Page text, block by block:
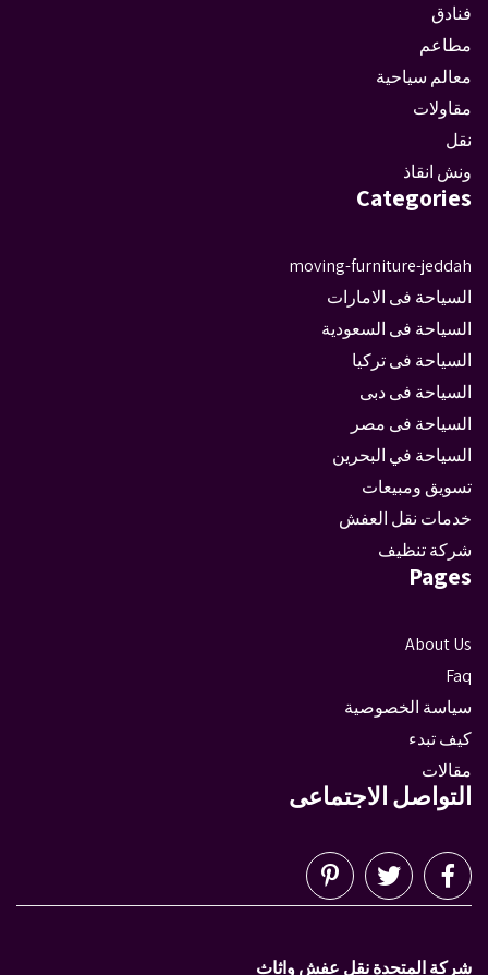
فنادق
مطاعم
معالم سياحية
مقاولات
نقل
ونش انقاذ
Categories
moving-furniture-jeddah
السياحة فى الامارات
السياحة فى السعودية
السياحة فى تركيا
السياحة فى دبى
السياحة فى مصر
السياحة في البحرين
تسويق ومبيعات
خدمات نقل العفش
شركة تنظيف
Pages
About Us
Faq
سياسة الخصوصية
كيف تبدء
مقالات
التواصل الاجتماعى
شركة المتحدة نقل عفش واثاث